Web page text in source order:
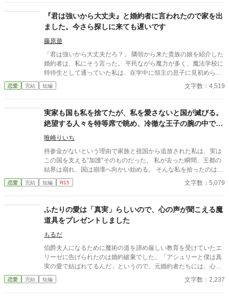
『君は強いから大丈夫』と婚約者に言われたので家を出
ました。今さら探しに来ても遅いです
藤原遊
「君は強いから大丈夫だろ？」 隣領から来た貴族の娘を紹介した
婚約者は、私にそう言った。 平民ながら魔力が多く、魔法学校に
特待生として通っていた私は、在学中に領主の息子に見初められ
た。 「君の力なら、この街を守れる。一緒に守ろう」 そう言われ
て彼の領地に来て、婚約した。 それから数年。 街にはほとんど魔
は。 隣領から来た貴族の娘を紹介した婚約者は、私にこう言っ
た。 「君は強いから大丈夫だろ？」 その言葉を聞いた瞬間、私は
ようやく気づく。 彼にとって私は、何だったのか。 だから私は、
恋愛 完結 短編 文字数：4,519
実家も国も私を捨てたが、私を愛さないと国が滅びる。
絶望する人々を特等席で眺め、冷徹な王子の腕の中で思
考停止する。
唯崎りいち
持参金がないという理由で家族と祖国から追放された私は、実は
この国を支える“加護”そのものだった。 私が去った瞬間、王都の
結界は崩れ、国は崩壊へ向かい始める。 そんな私を拾ったのは、
冷徹と噂される隣国の王子。 「やっと見つけた。お前は俺のもの
だ」 捨てられたはずの私は、気づけば滅びゆく祖国を背に、彼の
恋愛 完結 短編 R15 文字数：5,079
ふたりの愛は「真実」らしいので、心の声が聞こえる魔
道具をプレゼントしました
もるだ
伯爵夫人になるために魔術の道を諦め厳しい教育を受けていたエ
リーゼに告げられたのは婚約破棄でした。「アシュリーと僕は真
実の愛で結ばれてるんだ」というので、元婚約者たちには、心の
声が聞こえる魔道具をプレゼントしてあげます。
恋愛 完結 短編 文字数：2,237